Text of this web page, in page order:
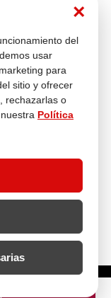
×
del
usar
para
sitio y ofrecer
rechazarlas o
Política